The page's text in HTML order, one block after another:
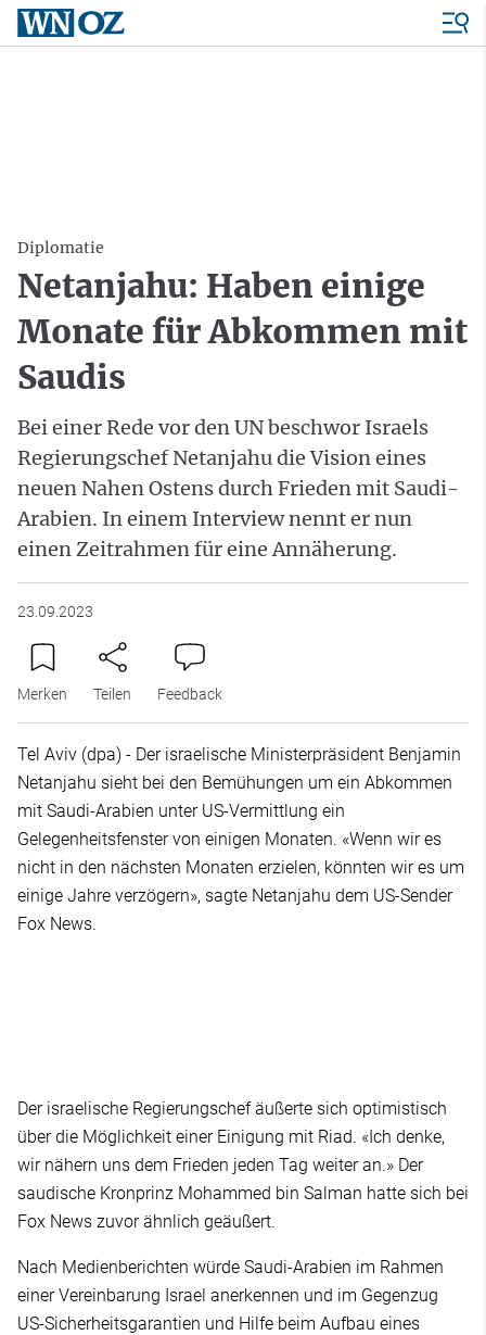
Diplomatie
Netanjahu: Haben einige
Monate für Abkommen mit
Saudis
Bei einer Rede vor den UN beschwor Israels
Regierungschef Netanjahu die Vision eines
neuen Nahen Ostens durch Frieden mit Saudi-
Arabien. In einem Interview nennt er nun
einen Zeitrahmen für eine Annäherung.
23.09.2023
Merken Teilen Feedback
Tel Aviv (dpa) - Der israelische Ministerpräsident Benjamin
Netanjahu sieht bei den Bemühungen um ein Abkommen
mit Saudi-Arabien unter US-Vermittlung ein
Gelegenheitsfenster von einigen Monaten. «Wenn wir es
nicht in den nächsten Monaten erzielen, könnten wir es um
einige Jahre verzögern», sagte Netanjahu dem US-Sender
Fox News.
Der israelische Regierungschef äußerte sich optimistisch
über die Möglichkeit einer Einigung mit Riad. «Ich denke,
wir nähern uns dem Frieden jeden Tag weiter an.» Der
saudische Kronprinz Mohammed bin Salman hatte sich bei
Fox News zuvor ähnlich geäußert.
Nach Medienberichten würde Saudi-Arabien im Rahmen
einer Vereinbarung Israel anerkennen und im Gegenzug
US-Sicherheitsgarantien und Hilfe beim Aufbau eines